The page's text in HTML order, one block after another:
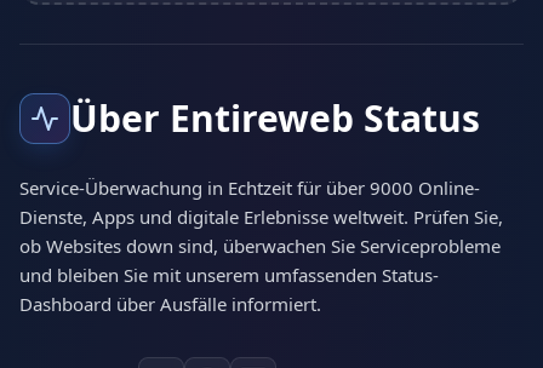
Über Entireweb Status
Service-Überwachung in Echtzeit für über 9000 Online-
Dienste, Apps und digitale Erlebnisse weltweit. Prüfen Sie,
ob Websites down sind, überwachen Sie Serviceprobleme
und bleiben Sie mit unserem umfassenden Status-
Dashboard über Ausfälle informiert.